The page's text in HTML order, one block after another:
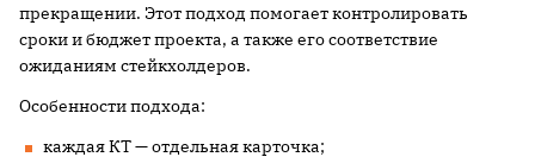
прекращении. Этот подход помогает контролировать
сроки и бюджет проекта, а также его соответствие
ожиданиям стейкхолдеров.
Особенности подхода:
каждая КТ — отдельная карточка;